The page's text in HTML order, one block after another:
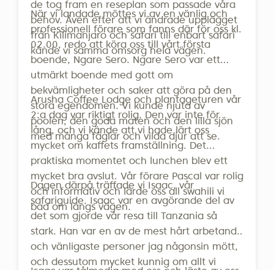
de tog fram en reseplan som passade våra
behov. Även efter att vi ändrade upplägget
från Kilimanjaro och safari till enbart safari
kände vi samma omsorg hela vägen.
När vi landade möttes vi av en vänlig och
professionell förare som fanns där för oss kl.
02.00, redo att köra oss till vårt första
boende, Ngare Sero. Ngare Sero var ett
utmärkt boende med gott om
bekvämligheter och saker att göra på den
stora egendomen. Vi kunde njuta av
poolen, den goda maten och den lilla sjön
med många fåglar och vilda djur att se.
Arusha Coffee Lodge och plantageturen vår
2:a dag var riktigt rolig. Den var inte för
lång, och vi kände att vi hade lärt oss
mycket om kaffets framställning. Det
praktiska momentet och lunchen blev ett
mycket bra avslut. Vår förare Pascal var rolig
och informativ och lärde oss all swahili vi
bad om längs vägen.
Dagen därpå träffade vi Isaac, vår
safariguide. Isaac var en avgörande del av
det som gjorde vår resa till Tanzania så
stark. Han var en av de mest hårt arbetande
och vänligaste personer jag någonsin mött,
och dessutom mycket kunnig om allt vi